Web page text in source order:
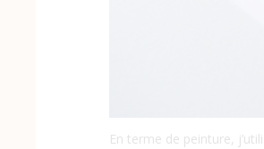
En terme de peinture,